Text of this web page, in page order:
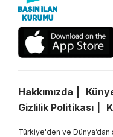
Hakkımızda
Gizlilik Politikası
Türkiye'den ve Dünya’dan